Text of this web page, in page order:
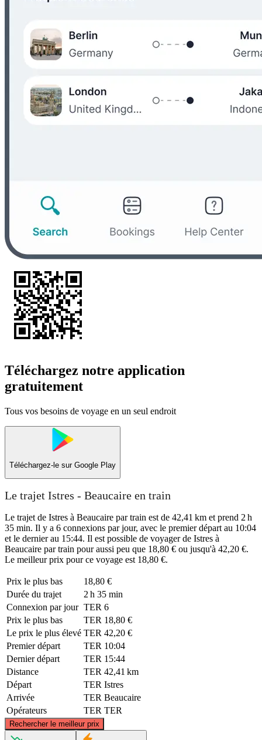
Téléchargez notre application
gratuitement
Tous vos besoins de voyage en un seul endroit
Téléchargez-le sur Google Play
Le trajet Istres - Beaucaire en train
Le trajet de Istres à Beaucaire par train est de 42,41 km et prend 2 h
35 min. Il y a 6 connexions par jour, avec le premier départ au 10:04
et le dernier au 15:44. Il est possible de voyager de Istres à
Beaucaire par train pour aussi peu que 18,80 € ou jusqu'à 42,20 €.
Le meilleur prix pour ce voyage est 18,80 €.
Prix ​​le plus bas
18,80 €
Durée du trajet
2 h 35 min
Connexion par jour TER 6
Prix ​​le plus bas
TER 18,80 €
Le prix le plus élevé TER 42,20 €
Premier départ
TER 10:04
Dernier départ
TER 15:44
Distance
TER 42,41 km
Départ
TER Istres
Arrivée
TER Beaucaire
Opérateurs
TER TER
Rechercher le meilleur prix